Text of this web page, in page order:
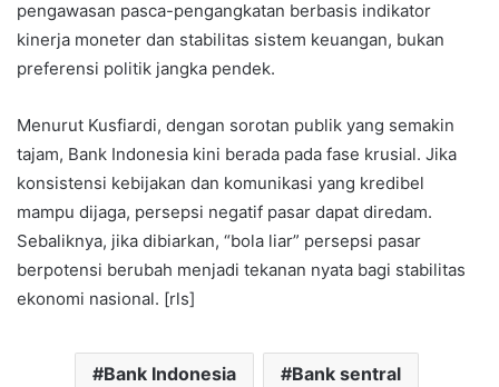
pengawasan pasca-pengangkatan berbasis indikator
kinerja moneter dan stabilitas sistem keuangan, bukan
preferensi politik jangka pendek.
Menurut Kusfiardi, dengan sorotan publik yang semakin
tajam, Bank Indonesia kini berada pada fase krusial. Jika
konsistensi kebijakan dan komunikasi yang kredibel
mampu dijaga, persepsi negatif pasar dapat diredam.
Sebaliknya, jika dibiarkan, “bola liar” persepsi pasar
berpotensi berubah menjadi tekanan nyata bagi stabilitas
ekonomi nasional. [rls]
Bank Indonesia Bank sentral